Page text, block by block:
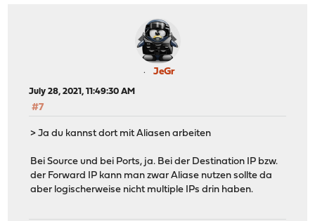
JeGr
July 28, 2021, 11:49:30 AM
#7
> Ja du kannst dort mit Aliasen arbeiten
Bei Source und bei Ports, ja. Bei der Destination IP bzw.
der Forward IP kann man zwar Aliase nutzen sollte da
aber logischerweise nicht multiple IPs drin haben.